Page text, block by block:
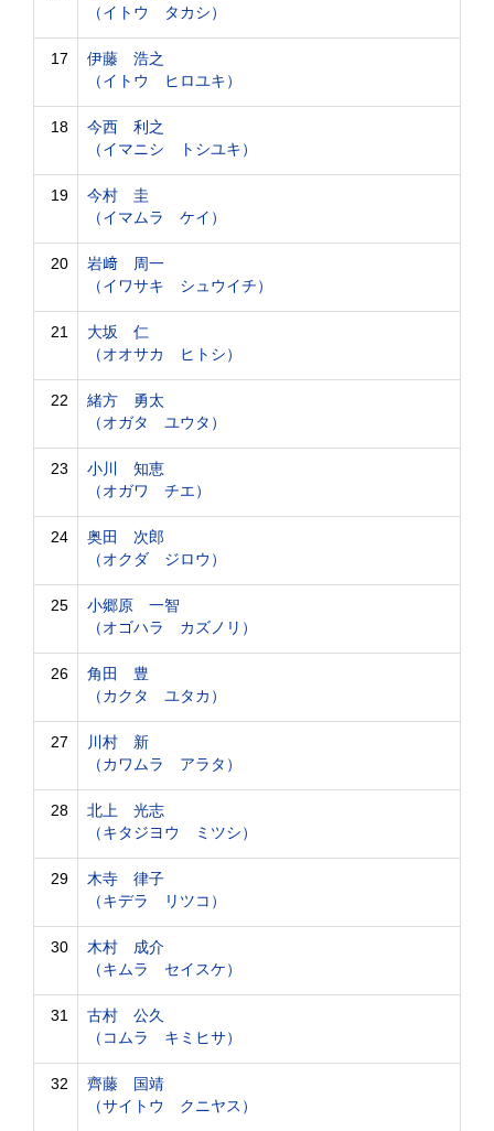
（イトウ タカシ）
17
伊藤 浩之
（イトウ ヒロユキ）
18
今西 利之
（イマニシ トシユキ）
19
今村 圭
（イマムラ ケイ）
20
岩﨑 周一
（イワサキ シュウイチ）
21
大坂 仁
（オオサカ ヒトシ）
22
緒方 勇太
（オガタ ユウタ）
23
小川 知恵
（オガワ チエ）
24
奥田 次郎
（オクダ ジロウ）
25
小郷原 一智
（オゴハラ カズノリ）
26
角田 豊
（カクタ ユタカ）
27
川村 新
（カワムラ アラタ）
28
北上 光志
（キタジヨウ ミツシ）
29
木寺 律子
（キデラ リツコ）
30
木村 成介
（キムラ セイスケ）
31
古村 公久
（コムラ キミヒサ）
32
齊藤 国靖
（サイトウ クニヤス）